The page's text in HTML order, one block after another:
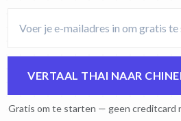
VERTAAL THAI NAAR
Gratis om te starten — geen creditcard